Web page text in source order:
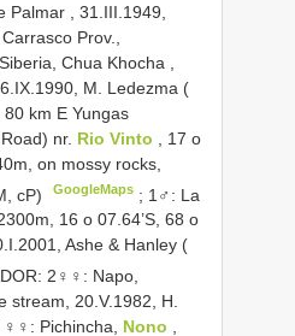
Palmar , 31.III.1949,
Prov.,
Chua Khocha ,
M. Ledezma (
km E Yungas
nr. Rio Vinto
, 17 o
on mossy rocks,
cP)
GoogleMaps ; 1♂: La
16 o 07.64’S, 68 o
Ashe & Hanley (
2♀♀: Napo,
stream, 20.V.1982, H.
Pichincha, Nono